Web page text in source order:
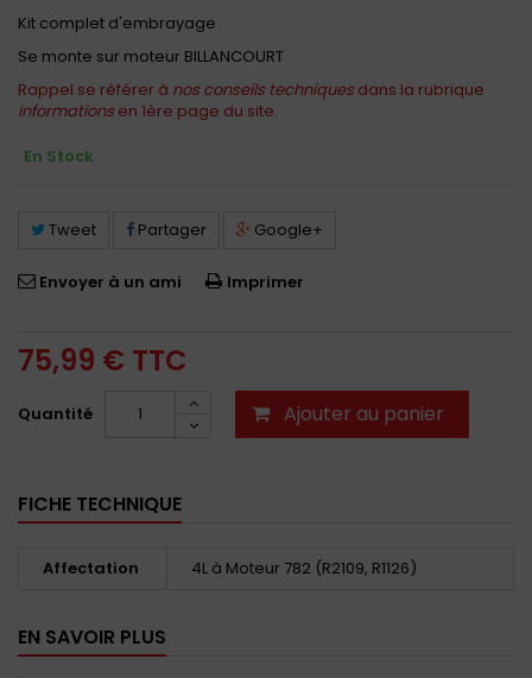
Kit complet d'embrayage
Se monte sur moteur BILLANCOURT
Rappel se référer à nos conseils techniques dans la rubrique
informations en 1ère page du site.
En Stock
Tweet Partager Google+
Envoyer à un ami Imprimer
75,99 € TTC
Quantité Ajouter au panier
FICHE TECHNIQUE
Affectation 4L à Moteur 782 (R2109, R1126)
EN SAVOIR PLUS